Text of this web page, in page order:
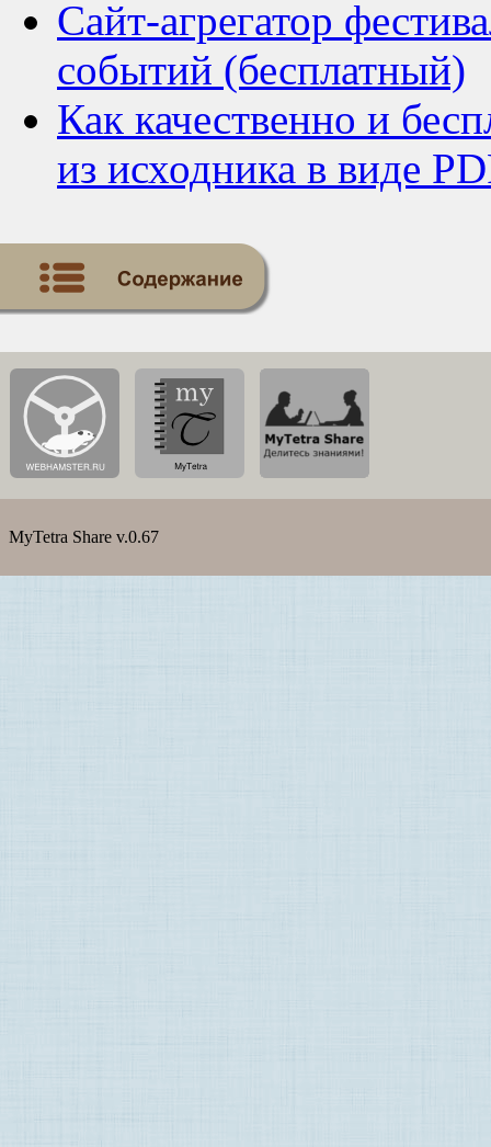
Сайт-агрегатор
событий (бесплатный)
Как качественно и
из исходника в виде
MyTetra Share v.0.67